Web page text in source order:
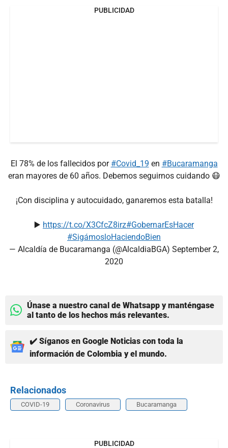
PUBLICIDAD
El 78% de los fallecidos por #Covid_19 en #Bucaramanga
eran mayores de 60 años. Debemos seguirnos cuidando 😷
¡Con disciplina y autocuidado, ganaremos esta batalla!
▶️ https://t.co/X3CfcZ8irz#GobernarEsHacer
#SigámosloHaciendoBien
— Alcaldía de Bucaramanga (@AlcaldiaBGA) September 2,
2020
Únase a nuestro canal de Whatsapp y manténgase
al tanto de los hechos más relevantes.
✔️ Síganos en Google Noticias con toda la
información de Colombia y el mundo.
Relacionados
COVID-19 Coronavirus Bucaramanga
PUBLICIDAD